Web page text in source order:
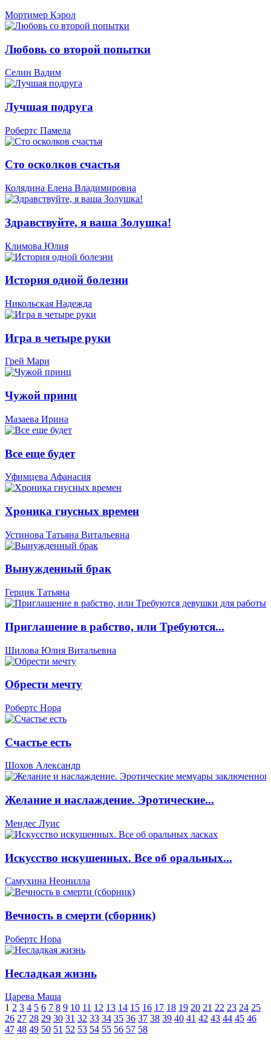
Мортимер Кэрол
Любовь со второй попытки
Селин Вадим
Лучшая подруга
Робертс Памела
Сто осколков счастья
Колядина Елена Владимировна
Здравствуйте, я ваша Золушка!
Климова Юлия
История одной болезни
Никольская Надежда
Игра в четыре руки
Грей Мари
Чужой принц
Мазаева Ирина
Все еще будет
Уфимцева Афанасия
Хроника гнусных времен
Устинова Татьяна Витальевна
Вынужденный брак
Герцик Татьяна
Приглашение в рабство, или Требуются...
Шилова Юлия Витальевна
Обрести мечту
Робертс Нора
Счастье есть
Шохов Александр
Желание и наслаждение. Эротические...
Мендес Луис
Искусство искушенных. Все об оральных...
Самухина Неонилла
Вечность в смерти (сборник)
Робертс Нора
Несладкая жизнь
Царева Маша
1 2 3 4 5 6 7 8 9 10 11 12 13 14 15 16 17 18 19 20 21 22 23 24 25
26 27 28 29 30 31 32 33 34 35 36 37 38 39 40 41 42 43 44 45 46
47 48 49 50 51 52 53 54 55 56 57 58